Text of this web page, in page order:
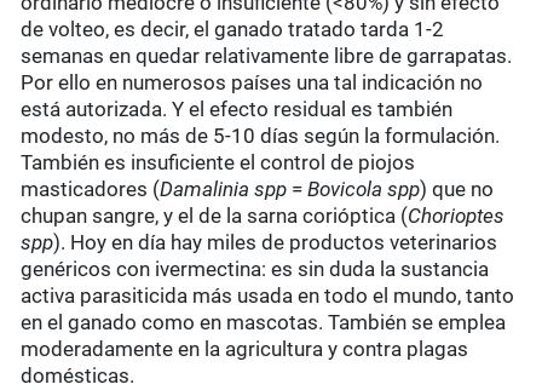
de volteo, es decir, el ganado tratado tarda 1-2
semanas en quedar relativamente libre de garrapatas.
Por ello en numerosos países una tal indicación no
está autorizada. Y el efecto residual es también
modesto, no más de 5-10 días según la formulación.
También es insuficiente el control de piojos
masticadores (Damalinia spp =Bovicola spp) que no
chupan sangre, y el de la sarna corióptica (Chorioptes
spp). Hoy en día hay miles de productos veterinarios
genéricos con ivermectina: es sin duda la sustancia
activa parasiticida más usada en todo el mundo, tanto
en el ganado como en mascotas. También se emplea
moderadamente en la agricultura y contra plagas
domésticas.